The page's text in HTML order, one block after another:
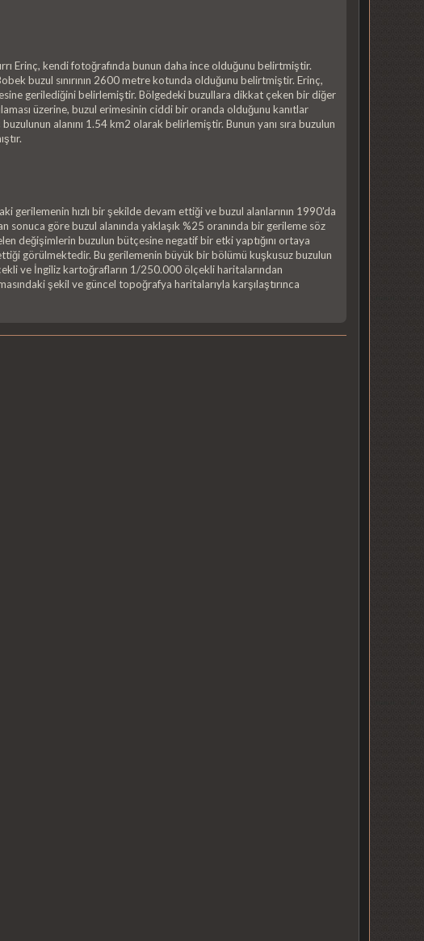
Erinç, kendi fotoğrafında bunun daha ince olduğunu belirtmiştir.
buzul sınırının 2600 metre kotunda olduğunu belirtmiştir. Erinç,
gerilediğini belirlemiştir. Bölgedeki buzullara dikkat çeken bir diğer
üzerine, buzul erimesinin ciddi bir oranda olduğunu kanıtlar
alanını 1.54 km2 olarak belirlemiştir. Bunun yanı sıra buzulun
gerilemenin hızlı bir şekilde devam ettiği ve buzul alanlarının 1990'da
sonuca göre buzul alanında yaklaşık %25 oranında bir gerileme söz
değişimlerin buzulun bütçesine negatif bir etki yaptığını ortaya
görülmektedir. Bu gerilemenin büyük bir bölümü kuşkusuz buzulun
ve İngiliz kartoğrafların 1/250.000 ölçekli haritalarından
şekil ve güncel topoğrafya haritalarıyla karşılaştırınca